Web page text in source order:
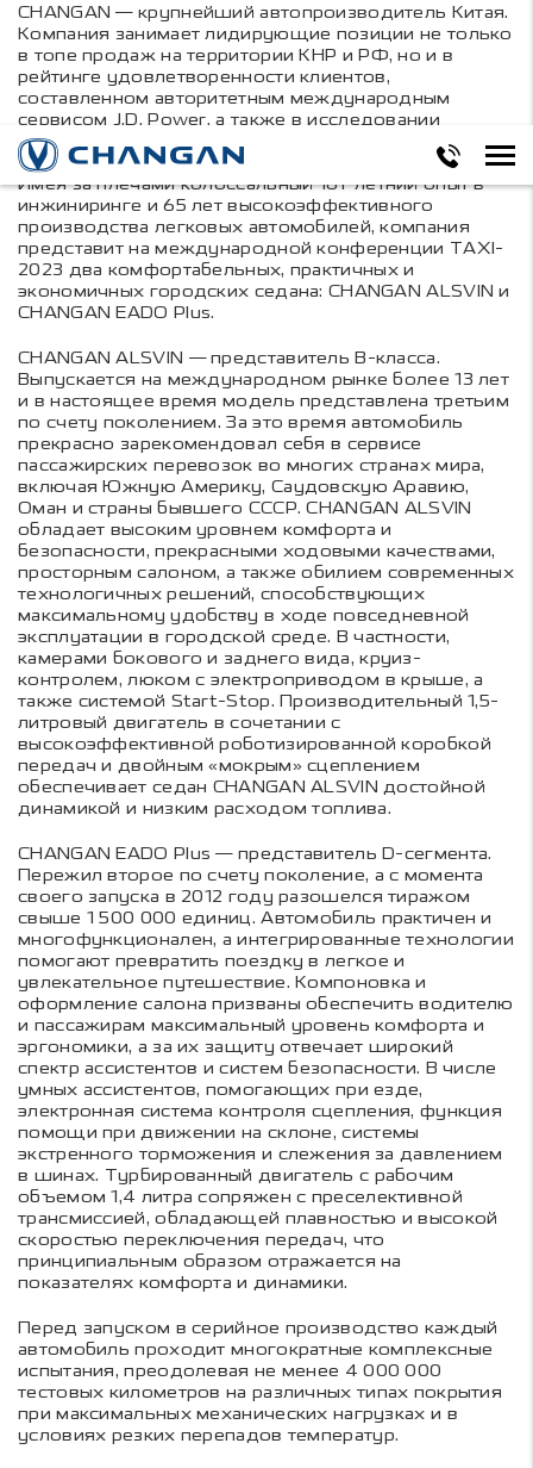
CHANGAN — крупнейший автопроизводитель Китая.
Компания занимает лидирующие позиции не только
в топе продаж на территории КНР и РФ, но и в
рейтинге удовлетворенности клиентов,
составленном авторитетным международным
сервисом J.D. Power, а также в исследовании
российского аналитического агентства «Автостат»
по сохранению остаточной стоимости автомобилей.
Имея за плечами колоссальный 161-летний опыт в
инжиниринге и 65 лет высокоэффективного
производства легковых автомобилей, компания
представит на международной конференции TAXI-
2023 два комфортабельных, практичных и
экономичных городских седана: CHANGAN ALSVIN и
CHANGAN EADO Plus.
CHANGAN ALSVIN — представитель В-класса.
Выпускается на международном рынке более 13 лет
и в настоящее время модель представлена третьим
по счету поколением. За это время автомобиль
прекрасно зарекомендовал себя в сервисе
пассажирских перевозок во многих странах мира,
включая Южную Америку, Саудовскую Аравию,
Оман и страны бывшего СССР. CHANGAN ALSVIN
обладает высоким уровнем комфорта и
безопасности, прекрасными ходовыми качествами,
просторным салоном, а также обилием современных
технологичных решений, способствующих
максимальному удобству в ходе повседневной
эксплуатации в городской среде. В частности,
камерами бокового и заднего вида, круиз-
контролем, люком с электроприводом в крыше, а
также системой Start-Stop. Производительный 1,5-
литровый двигатель в сочетании с
высокоэффективной роботизированной коробкой
передач и двойным «мокрым» сцеплением
обеспечивает седан CHANGAN ALSVIN достойной
динамикой и низким расходом топлива.
CHANGAN EADO Plus — представитель D-сегмента.
Пережил второе по счету поколение, а с момента
своего запуска в 2012 году разошелся тиражом
свыше 1 500 000 единиц. Автомобиль практичен и
многофункционален, а интегрированные технологии
помогают превратить поездку в легкое и
увлекательное путешествие. Компоновка и
оформление салона призваны обеспечить водителю
и пассажирам максимальный уровень комфорта и
эргономики, а за их защиту отвечает широкий
спектр ассистентов и систем безопасности. В числе
умных ассистентов, помогающих при езде,
электронная система контроля сцепления, функция
помощи при движении на склоне, системы
экстренного торможения и слежения за давлением
в шинах. Турбированный двигатель с рабочим
объемом 1,4 литра сопряжен с преселективной
трансмиссией, обладающей плавностью и высокой
скоростью переключения передач, что
принципиальным образом отражается на
показателях комфорта и динамики.
Перед запуском в серийное производство каждый
автомобиль проходит многократные комплексные
испытания, преодолевая не менее 4 000 000
тестовых километров на различных типах покрытия
при максимальных механических нагрузках и в
условиях резких перепадов температур.